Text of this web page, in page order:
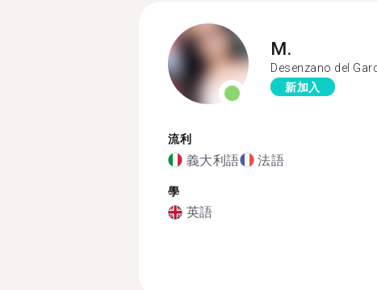
M.
Desenzano del
新加入
流利
義大利語 法語
學
英語